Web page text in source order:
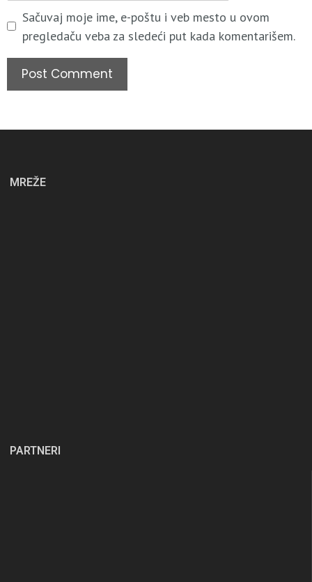
Sačuvaj moje ime, e-poštu i veb mesto u ovom
pregledaču veba za sledeći put kada komentarišem.
MREŽE
PARTNERI